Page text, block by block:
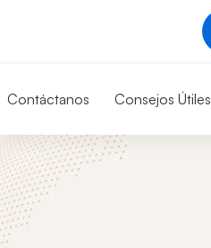
Contáctanos Consejos Útiles